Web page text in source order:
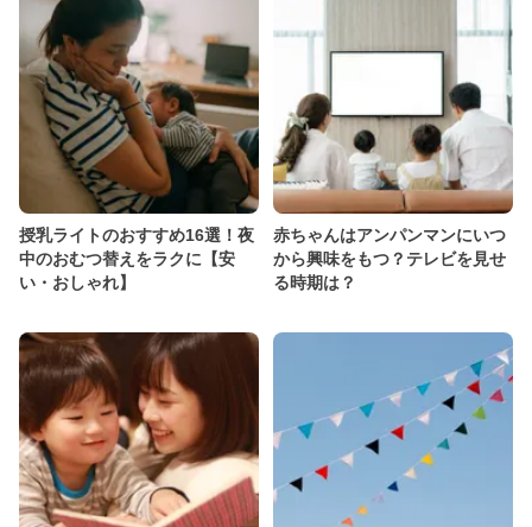
授乳ライトのおすすめ16選！夜
中のおむつ替えをラクに【安
い・おしゃれ】
赤ちゃんはアンパンマンにいつ
から興味をもつ？テレビを見せ
る時期は？